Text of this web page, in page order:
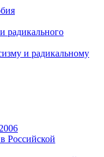
радикального
и радикальному
Российской